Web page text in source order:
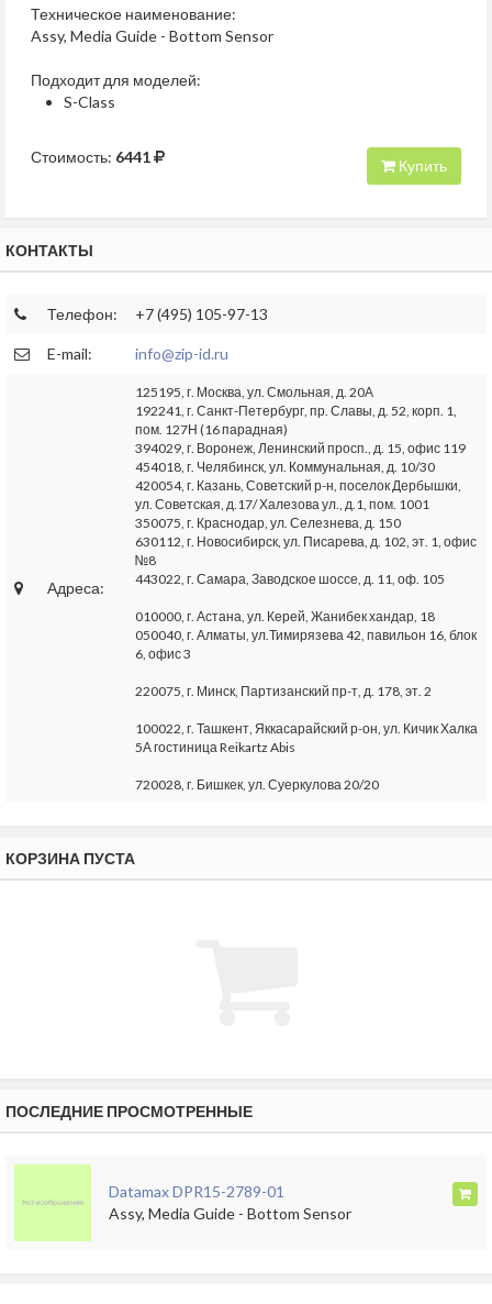
Техническое наименование:
Assy, Media Guide - Bottom Sensor
Подходит для моделей:
S-Class
Стоимость: 6441 Купить
КОНТАКТЫ
Телефон: +7 (495) 105-97-13
E-mail: info@zip-id.ru
Адреса:
125195, г. Москва, ул. Смольная, д. 20А
192241, г. Санкт-Петербург, пр. Славы, д. 52, корп. 1,
пом. 127Н (16 парадная)
394029, г. Воронеж, Ленинский просп., д. 15, офис 119
454018, г. Челябинск, ул. Коммунальная, д. 10/30
420054, г. Казань, Советский р-н, поселок Дербышки,
ул. Советская, д.17/ Халезова ул., д.1, пом. 1001
350075, г. Краснодар, ул. Селезнева, д. 150
630112, г. Новосибирск, ул. Писарева, д. 102, эт. 1, офис
№8
443022, г. Самара, Заводское шоссе, д. 11, оф. 105
010000, г. Астана, ул. Керей, Жанибек хандар, 18
050040, г. Алматы, ул.Тимирязева 42, павильон 16, блок
6, офис 3
220075, г. Минск, Партизанский пр-т, д. 178, эт. 2
100022, г. Ташкент, Яккасарайский р-он, ул. Кичик Халка
5А гостиница Reikartz Abis
720028, г. Бишкек, ул. Суеркулова 20/20
КОРЗИНА ПУСТА
ПОСЛЕДНИЕ ПРОСМОТРЕННЫЕ
Datamax DPR15-2789-01
Assy, Media Guide - Bottom Sensor